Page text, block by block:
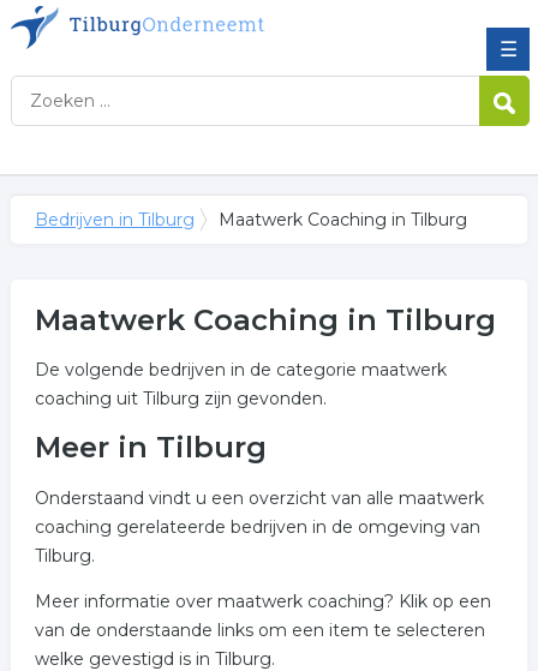
☰
Bedrijven in Tilburg Maatwerk Coaching in Tilburg
Maatwerk Coaching in Tilburg
De volgende bedrijven in de categorie maatwerk
coaching uit Tilburg zijn gevonden.
Meer in Tilburg
Onderstaand vindt u een overzicht van alle maatwerk
coaching gerelateerde bedrijven in de omgeving van
Tilburg.
Meer informatie over maatwerk coaching? Klik op een
van de onderstaande links om een item te selecteren
welke gevestigd is in Tilburg.